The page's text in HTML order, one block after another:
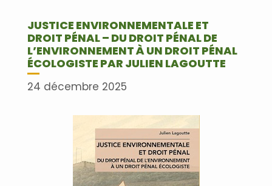
JUSTICE ENVIRONNEMENTALE ET
DROIT PÉNAL – DU DROIT PÉNAL DE
L’ENVIRONNEMENT À UN DROIT PÉNAL
ÉCOLOGISTE PAR JULIEN LAGOUTTE
24 décembre 2025